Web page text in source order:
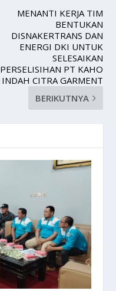
MENANTI KERJA TIM
BENTUKAN
DISNAKERTRANS DAN
ENERGI DKI UNTUK
SELESAIKAN
PERSELISIHAN PT KAHO
INDAH CITRA GARMENT
BERIKUTNYA